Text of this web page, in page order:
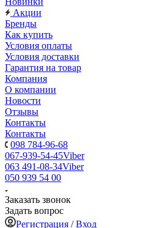
Акции
Бренды
Как купить
Условия оплаты
Условия доставки
Гарантия на товар
Компания
О компании
Новости
Отзывы
Контакты
Контакты
098 784-96-68
067-939-54-45Viber
063 491-08-34Viber
050 939 54 00
Заказать звонок
Задать вопрос
Регистрация / Вход